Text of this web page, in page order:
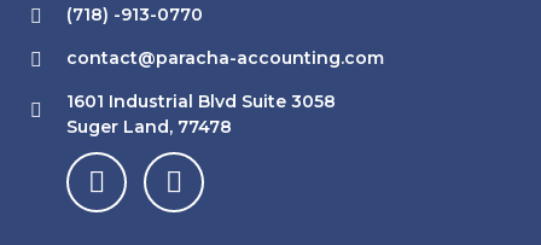
(718) -913-0770
contact@paracha-accounting.com
1601 Industrial Blvd Suite 3058
Suger Land, 77478